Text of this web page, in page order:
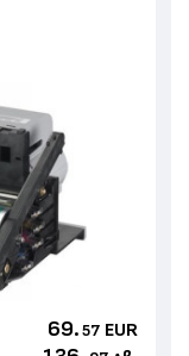
69. 57 EUR